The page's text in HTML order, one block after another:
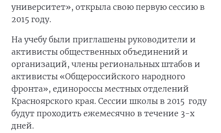
университет», открыла свою первую сессию в
2015 году.
На учебу были приглашены руководители и
активисты общественных объединений и
организаций, члены региональных штабов и
активисты «Общероссийского народного
фронта», единороссы местных отделений
Красноярского края. Сессии школы в 2015 году
будут проходить ежемесячно в течение 3-х
дней.